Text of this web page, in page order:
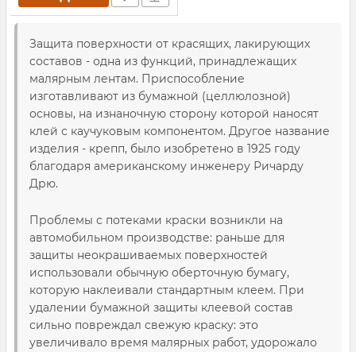
Защита поверхности от красящих, лакирующих
составов - одна из функций, принадлежащих
малярным лентам. Приспособление
изготавливают из бумажной (целлюлозной)
основы, на изнаночную сторону которой наносят
клей с каучуковым компонентом. Другое название
изделия - крепп, было изобретено в 1925 году
благодаря американскому инженеру Ричарду
Дрю.
Проблемы с потеками краски возникли на
автомобильном производстве: раньше для
защиты неокрашиваемых поверхностей
использовали обычную оберточную бумагу,
которую наклеивали стандартным клеем. При
удалении бумажной защиты клеевой состав
сильно повреждал свежую краску: это
увеличивало время малярных работ, удорожало